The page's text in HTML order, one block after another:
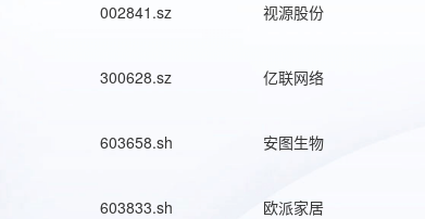
002841.sz 视源股份
300628.sz 亿联网络
603658.sh 安图生物
603833.sh 欧派家居